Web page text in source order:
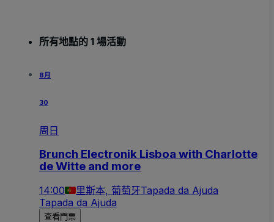
所有地點的 1 場活動
8月
30
周日
Brunch Electronik Lisboa with Charlotte
de Witte and more
14:00 里斯本, 葡萄牙Tapada da Ajuda
Tapada da Ajuda
查看門票